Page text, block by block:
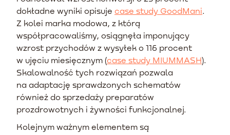
dokładne wyniki opisuje case study GoodMani
Z kolei marka modowa, z którą
współpracowaliśmy, osiągnęła imponujący
wzrost przychodów z wysyłek o 116 procent
w ujęciu miesięcznym (case study MIUMMASH).
Skalowalność tych rozwiązań pozwala
na adaptację sprawdzonych schematów
również do sprzedaży preparatów
prozdrowotnych i żywności funkcjonalnej.
Kolejnym ważnym elementem są